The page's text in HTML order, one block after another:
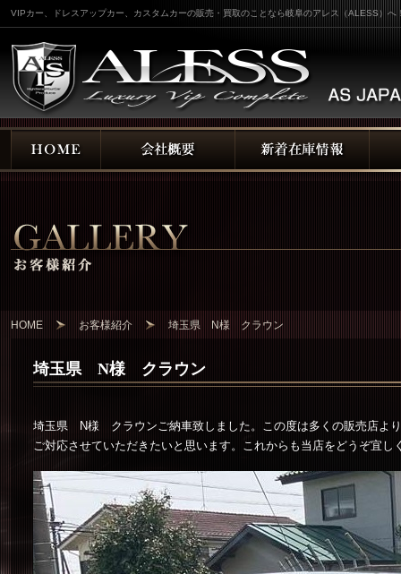
VIPカー、ドレスアップカー、カスタムカーの販売・買取のことなら岐阜のアレス（ALESS）へ
HOME お客様紹介 埼玉県 N様 クラウン
埼玉県 N様 クラウン
埼玉県 N様 クラウンご納車致しました。この度は多くの販売店よ
ご対応させていただきたいと思います。これからも当店をどうぞ宜